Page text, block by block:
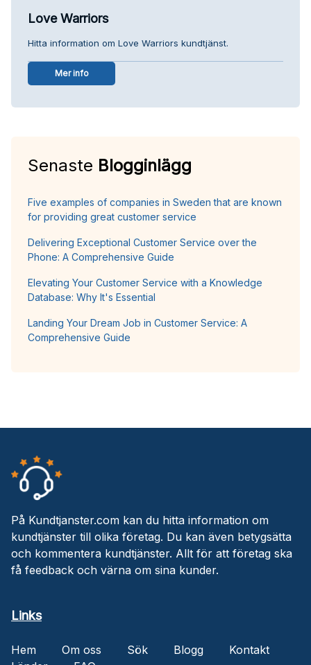
Love Warriors
Hitta information om Love Warriors kundtjänst.
Mer info
Senaste Blogginlägg
Five examples of companies in Sweden that are known
for providing great customer service
Delivering Exceptional Customer Service over the
Phone: A Comprehensive Guide
Elevating Your Customer Service with a Knowledge
Database: Why It's Essential
Landing Your Dream Job in Customer Service: A
Comprehensive Guide
På Kundtjanster.com kan du hitta information om
kundtjänster till olika företag. Du kan även betygsätta
och kommentera kundtjänster. Allt för att företag ska
få feedback och värna om sina kunder.
Links
Hem Om oss Sök Blogg
Kontakt